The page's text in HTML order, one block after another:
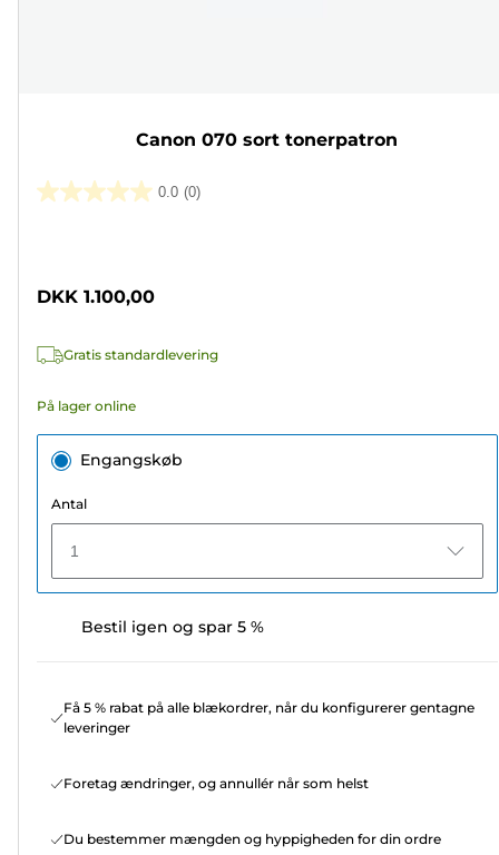
Canon 070 sort tonerpatron
0.0 (0)
0.0
stjerner.
DKK 1.100,00
Gratis standardlevering
På lager online
Engangskøb
Antal
1
Bestil igen og spar 5 %
Få 5 % rabat på alle blækordrer, når du konfigurerer gentagne
leveringer
Foretag ændringer, og annullér når som helst
Du bestemmer mængden og hyppigheden for din ordre